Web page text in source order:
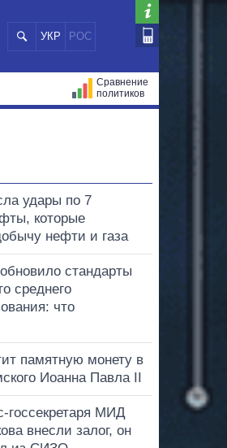
УКР РОС
Сравнение
политиков
удары по 7
которые
нефти и газа
стандарты
среднего
что
памятную монету в
Иоанна Павла II
госсекретаря МИД
внесли залог, он